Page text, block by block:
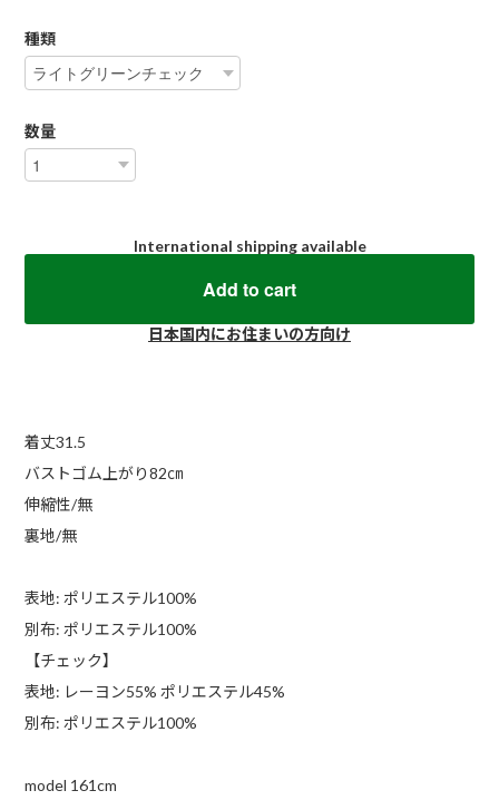
種類
数量
International shipping available
Add to cart
日本国内にお住まいの方向け
着丈31.5
バストゴム上がり82㎝
伸縮性/無
裏地/無
表地: ポリエステル100%
別布: ポリエステル100%
【チェック】
表地: レーヨン55% ポリエステル45%
別布: ポリエステル100%
model 161cm